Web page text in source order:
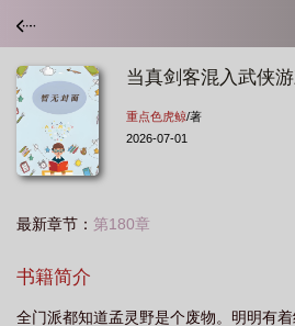
当真剑客混入武侠
重点色虎鲸/著
2026-07-01
最新章节： 第180章
书籍简介
全门派都知道孟灵野是个废物。明明有